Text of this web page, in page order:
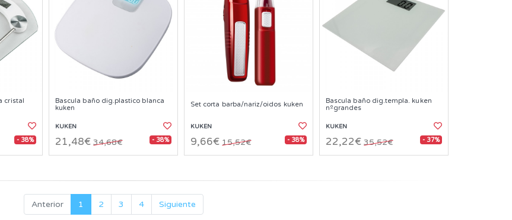
cristal
- 38%
Bascula baño dig.plastico blanca
kuken
KUKEN
21,48€ 34,68€ - 38%
Set corta barba/nariz/oidos kuken
KUKEN
9,66€ 15,52€ - 38%
Bascula baño dig.templa. kuken
nºgrandes
KUKEN
22,22€ 35,52€ - 37%
Anterior 1 2 3 4 Siguiente